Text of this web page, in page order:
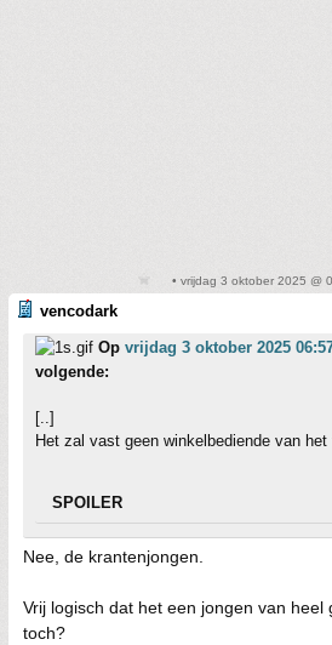
• vrijdag 3 oktober 2025 @
vencodark
Op vrijdag 3 oktober 2025
volgende:
[..]
Het zal vast geen winkelbediende van
SPOILER
Nee, de krantenjongen.
Vrij logisch dat het een jongen van heel
toch?